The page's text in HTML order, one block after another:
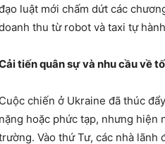
luật mới chấm dứt các
thu từ robot và taxi tự
tiến quân sự và nhu cầu về
Cuộc chiến ở Ukraine đã thúc
nặng hoặc phức tạp, nhưng hiện
Vào thứ Tư, các nhà